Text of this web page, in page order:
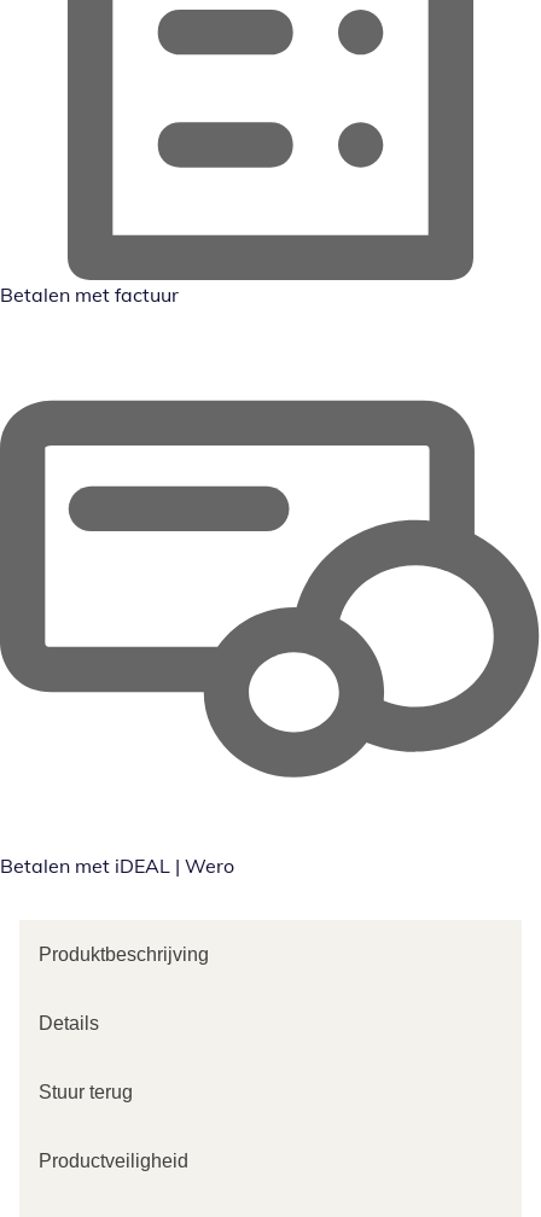
Betalen met factuur
Betalen met iDEAL | Wero
Produktbeschrijving
Details
Stuur terug
Productveiligheid